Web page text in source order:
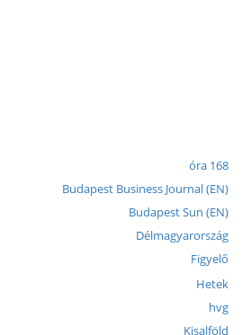
168 óra
Budapest Business Journal (EN)
Budapest Sun (EN)
Délmagyarország
Figyelő
Hetek
hvg
Kisalföld